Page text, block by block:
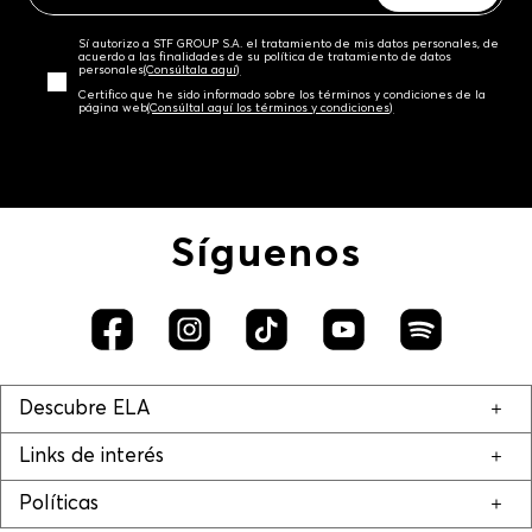
Sí autorizo a STF GROUP S.A. el tratamiento de mis datos personales, de
acuerdo a las finalidades de su política de tratamiento de datos
personales‎(Consúltala aquí)
Certifico que he sido informado sobre los términos y condiciones de la
página web‎(Consúltal aquí los términos y condiciones)
Síguenos
Descubre ELA
Links de interés
Políticas